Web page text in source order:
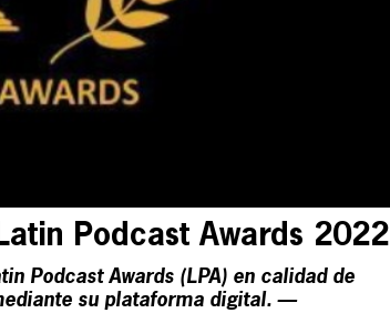
Podcast Awards 2022
Podcast Awards (LPA) en calidad de
su plataforma digital. —